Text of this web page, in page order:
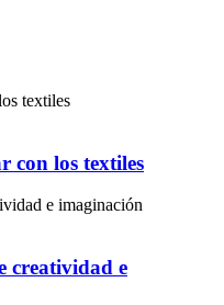
con los textiles
creatividad e